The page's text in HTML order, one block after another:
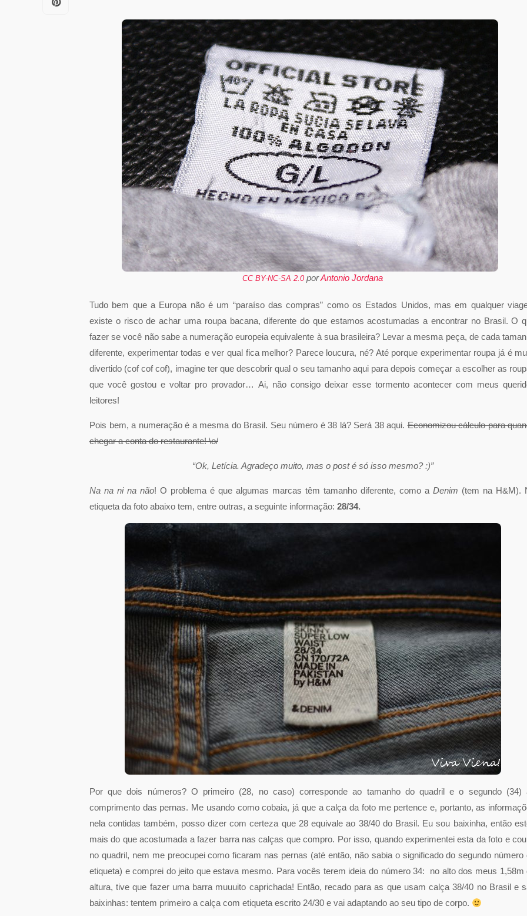
CC BY-NC-SA 2.0 porAntonio Jordana
Tudo bem que a Europa não é um “paraíso das compras” como os Estados Unidos, mas em qualquer
existe o risco de achar uma roupa bacana, diferente do que estamos acostumadas a encontrar no Brasil. O
fazer se você não sabe a numeração europeia equivalente à sua brasileira? Levar a mesma peça, de cada
diferente, experimentar todas e ver qual fica melhor? Parece loucura, né? Até porque experimentar roupa já é
divertido (cof cof cof), imagine ter que descobrir qual o seu tamanho aqui para depois começar a escolher as
que você gostou e voltar pro provador… Ai, não consigo deixar esse tormento acontecer com meus
leitores!
Pois bem, a numeração é a mesma do Brasil. Seu número é 38 lá? Será 38 aqui.Economizou cálculo para
chegar a conta do restaurante! \o/
“Ok, Letícia. Agradeço muito, mas o post é só isso mesmo? :)”
Na na ni na não! O problema é que algumas marcas têm tamanho diferente, como aDenim (tem na H&M).
etiqueta da foto abaixo tem, entre outras, a seguinte informação: 28/34.
Por que dois números? O primeiro (28, no caso) corresponde ao tamanho do quadril e o segundo (34)
comprimento das pernas. Me usando como cobaia, já que a calça da foto me pertence e, portanto, as
nela contidas também, posso dizer com certeza que 28 equivale ao 38/40 do Brasil. Eu sou baixinha, então
mais do que acostumada a fazer barra nas calças que compro. Por isso, quando experimentei esta da foto e
no quadril, nem me preocupei como ficaram nas pernas (até então, não sabia o significado do segundo número
etiqueta) e comprei do jeito que estava mesmo. Para vocês terem ideia do número 34: no alto dos meus 1,58m
altura, tive que fazer uma barra muuuito caprichada! Então, recado para as que usam calça 38/40 no Brasil e
baixinhas: tentem primeiro a calça com etiqueta escrito 24/30 e vai adaptando ao seu tipo de corpo.